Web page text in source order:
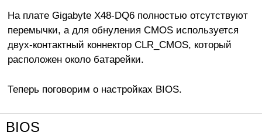
На плате Gigabyte X48-DQ6 полностью отсутствуют
перемычки, а для обнуления CMOS используется
двух-контактный коннектор CLR_CMOS, который
расположен около батарейки.
Теперь поговорим о настройках BIOS.
BIOS